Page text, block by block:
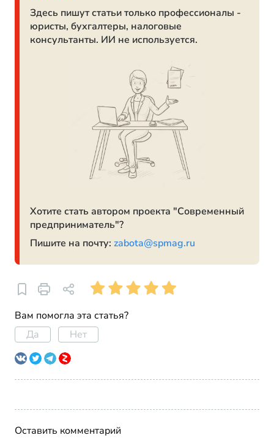
Здесь пишут статьи только профессионалы -
юристы, бухгалтеры, налоговые
консультанты. ИИ не используется.
Хотите стать автором проекта "Современный
предприниматель"?
Пишите на почту: zabota@spmag.ru
Вам помогла эта статья?
Да
Нет
Оставить комментарий